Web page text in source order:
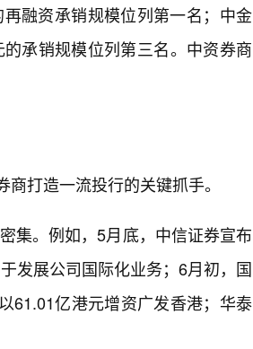
融资承销规模位列第一名；中金
承销规模位列第三名。中资券商
打造一流投行的关键抓手。
集。例如，5月底，中信证券宣布
发展公司国际化业务；6月初，国
61.01亿港元增资广发香港；华泰